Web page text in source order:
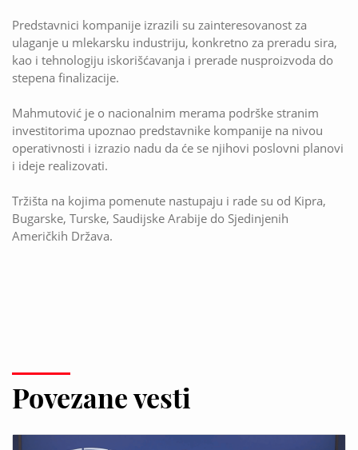
Predstavnici kompanije izrazili su zainteresovanost za
ulaganje u mlekarsku industriju, konkretno za preradu sira,
kao i tehnologiju iskorišćavanja i prerade nusproizvoda do
stepena finalizacije.
Mahmutović je o nacionalnim merama podrške stranim
investitorima upoznao predstavnike kompanije na nivou
operativnosti i izrazio nadu da će se njihovi poslovni planovi
i ideje realizovati.
Tržišta na kojima pomenute nastupaju i rade su od Kipra,
Bugarske, Turske, Saudijske Arabije do Sjedinjenih
Američkih Država.
Povezane vesti